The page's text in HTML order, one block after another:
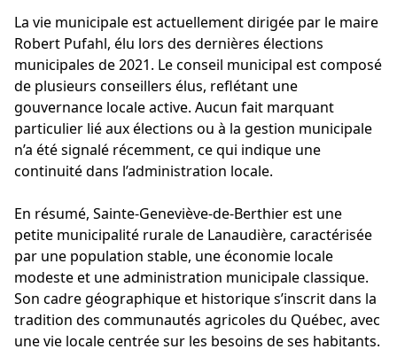
La vie municipale est actuellement dirigée par le maire
Robert Pufahl, élu lors des dernières élections
municipales de 2021. Le conseil municipal est composé
de plusieurs conseillers élus, reflétant une
gouvernance locale active. Aucun fait marquant
particulier lié aux élections ou à la gestion municipale
n’a été signalé récemment, ce qui indique une
continuité dans l’administration locale.
En résumé, Sainte-Geneviève-de-Berthier est une
petite municipalité rurale de Lanaudière, caractérisée
par une population stable, une économie locale
modeste et une administration municipale classique.
Son cadre géographique et historique s’inscrit dans la
tradition des communautés agricoles du Québec, avec
une vie locale centrée sur les besoins de ses habitants.